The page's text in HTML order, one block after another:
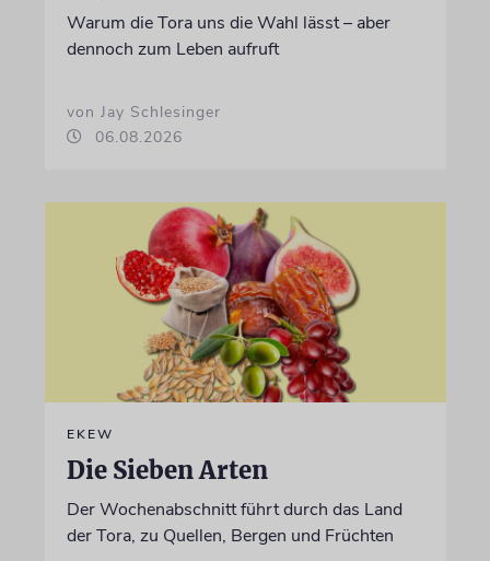
Warum die Tora uns die Wahl lässt – aber
dennoch zum Leben aufruft
von Jay Schlesinger
06.08.2026
EKEW
Die Sieben Arten
Der Wochenabschnitt führt durch das Land
der Tora, zu Quellen, Bergen und Früchten